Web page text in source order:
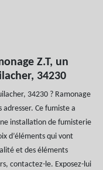
Z.T, un
34230
34230 ? Ramonage
adresser. Ce fumiste a
installation de fumisterie
d’éléments qui vont
et des éléments
contactez-le. Exposez-lui